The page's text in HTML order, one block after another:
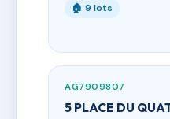
🏠 9 lots
AG7909807
5 PLACE DU